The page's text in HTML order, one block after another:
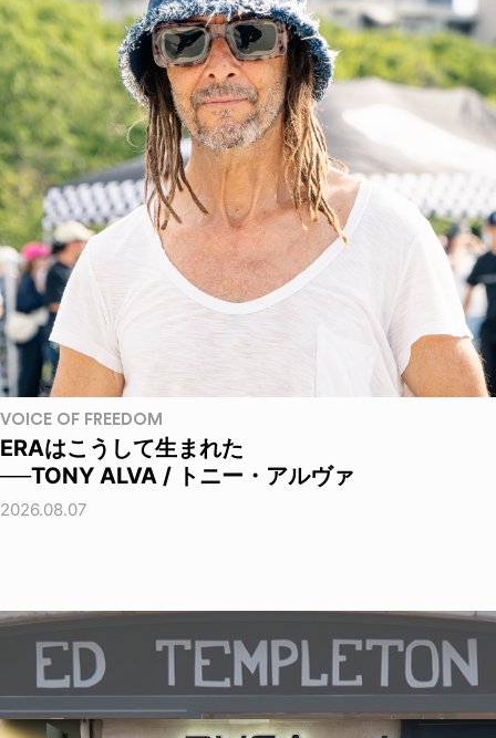
VOICE OF FREEDOM
ERAはこうして生まれた
──TONY ALVA / トニー・アルヴァ
2026.08.07